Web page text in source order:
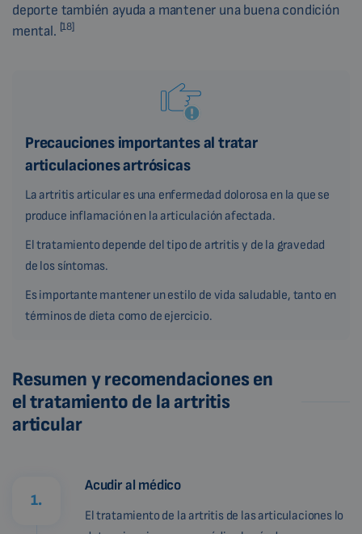
deporte también ayuda a mantener una buena condición
mental. [18]
Precauciones importantes al tratar
articulaciones artrósicas
La artritis articular es una enfermedad dolorosa en la que se
produce inflamación en la articulación afectada.
El tratamiento depende del tipo de artritis y de la gravedad
de los síntomas.
Es importante mantener un estilo de vida saludable, tanto en
términos de dieta como de ejercicio.
Resumen y recomendaciones en
el tratamiento de la artritis
articular
1.
Acudir al médico
El tratamiento de la artritis de las articulaciones lo